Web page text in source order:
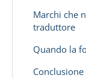
Marchi che
traduttore
Quando la
Conclusione